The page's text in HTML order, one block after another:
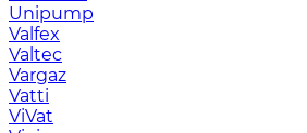
Unipump
Valfex
Valtec
Vargaz
Vatti
ViVat